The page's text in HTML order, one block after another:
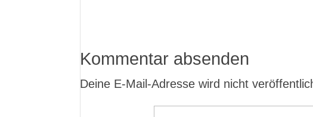
Kommentar absenden
Deine E-Mail-Adresse wird nicht